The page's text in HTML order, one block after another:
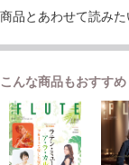
商品とあわせて読み
こんな商品もおすすめ